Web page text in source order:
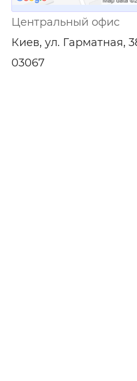
Кирпич, цемент,
щебень и др.
Резюме
Центральный офис
Киев, ул. Гарматная,
03067